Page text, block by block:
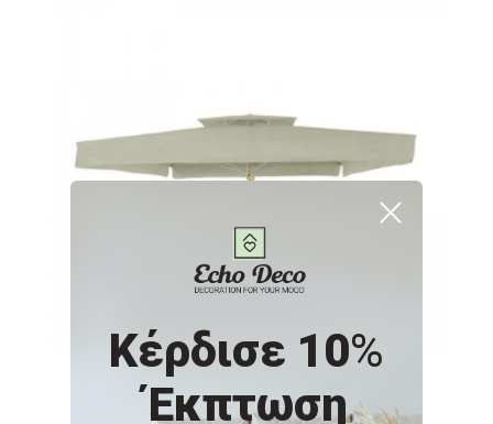
Αδιάβροχο τετράγωνο ανταλλακτικό πανί
ομπρέλας εκρού 400x400 εκ
Κέρδισε 10%
Έκπτωση